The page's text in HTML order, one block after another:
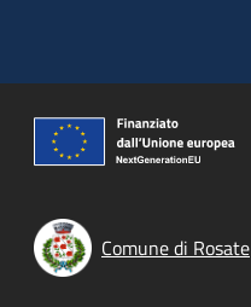
Comune di Rosate